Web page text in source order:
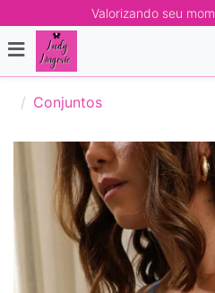
Valorizando seu
Conjuntos